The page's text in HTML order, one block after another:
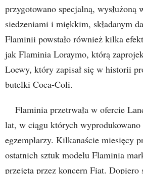
przygotowano specjalną, wysłużoną
siedzeniami i miękkim, składanym
Flaminii powstało również kilka
jak Flaminia Loraymo, którą
Loewy, który zapisał się w historii
butelki Coca-Coli.
Flaminia przetrwała w ofercie
lat, w ciągu których wyprodukowano
egzemplarzy. Kilkanaście miesięcy
ostatnich sztuk modelu Flaminia
przejęta przez koncern Fiat. Dopiero